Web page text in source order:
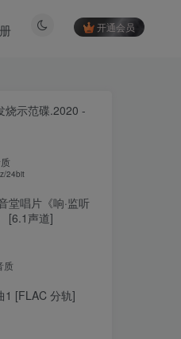
开通会员
烧示范碟.2020 -
24bit
堂唱片《响·监听
[6.1声道]
质
1 [FLAC 分轨]